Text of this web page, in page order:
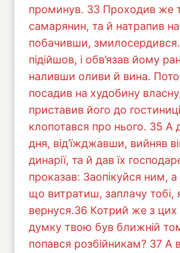
проминув. 33 Проходив же
самарянин, та й натрапив на
побачивши,
підійшов, і обв’язав йому
наливши оливи й вина.
посадив на худобину власну,
приставив його до
клопотався про нього. 35 А
дня, від’їжджавши, вийняв
динарії, та й дав їх
проказав: Заопікуйся ним,
що витратиш, заплачу тобі,
вернуся.36 Котрий же з цих
думку твою був ближній
попався розбійникам? 37 А